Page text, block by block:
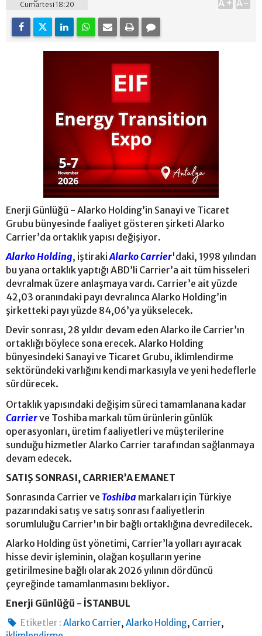
Cumartesi 18:20
A+ A-
Enerji Günlüğü - Alarko Holding’in Sanayi ve Ticaret
Grubu bünyesinde faaliyet gösteren şirketi Alarko
Carrier’da ortaklık yapısı değişiyor.
Alarko Holding, iştirakiAlarko Carrier'daki, 1998 yılından
bu yana ortaklık yaptığı ABD’li Carrier’a ait tüm hisseleri
devralmak üzere anlaşmaya vardı. Carrier’e ait yüzde
42,03 oranındaki payı devralınca Alarko Holding’in
şirketteki payı yüzde 84,06’ya yükselecek.
Devir sonrası, 28 yıldır devam eden Alarko ile Carrier’ın
ortaklığı böylece sona erecek. Alarko Holding
bünyesindeki Sanayi ve Ticaret Grubu, iklimlendirme
sektöründeki varlığını kendi markasıyla ve yeni hedeflerle
sürdürecek.
Ortaklık yapısındaki değişim süreci tamamlanana kadar
Carrierve Toshiba markalı tüm ürünlerin günlük
operasyonları, üretim faaliyetleri ve müşterilerine
sunduğu hizmetler Alarko Carrier tarafından sağlanmaya
devam edecek.
SATIŞ SONRASI, CARRIER’A EMANET
Sonrasında Carrier ve Toshiba markaları için Türkiye
pazarındaki satış ve satış sonrası faaliyetlerin
sorumluluğu Carrier'ın bir bağlı ortaklığına devredilecek.
Alarko Holding üst yönetimi, Carrier’la yolları ayıracak
hisse devir işleminin, olağan koşulların yerine
getirilmesine bağlı olarak 2026 yılının dördüncü
çeyreğinde tamamlanmasını bekliyor.
Enerji Günlüğü - İSTANBUL
Etiketler : Alarko Carrier,Alarko Holding, Carrier,